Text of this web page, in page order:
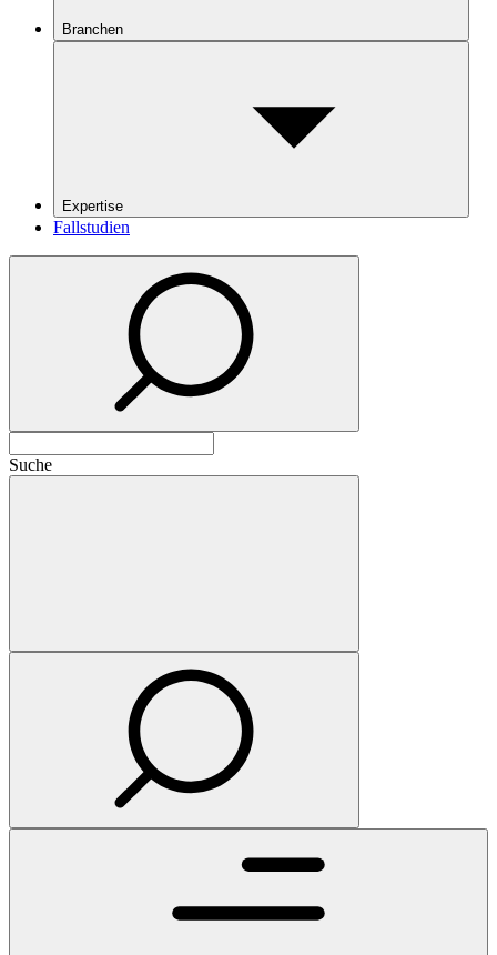
Branchen
Expertise
Fallstudien
Suche